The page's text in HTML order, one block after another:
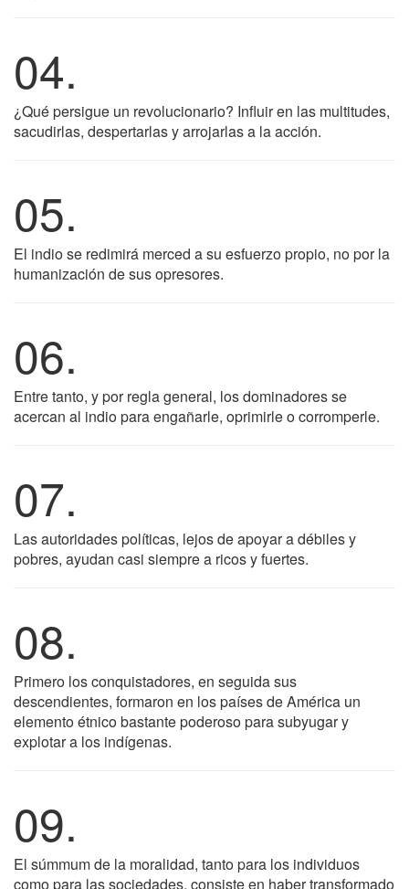
04.
¿Qué persigue un revolucionario? Influir en las multitudes,
sacudirlas, despertarlas y arrojarlas a la acción.
05.
El indio se redimirá merced a su esfuerzo propio, no por la
humanización de sus opresores.
06.
Entre tanto, y por regla general, los dominadores se
acercan al indio para engañarle, oprimirle o corromperle.
07.
Las autoridades políticas, lejos de apoyar a débiles y
pobres, ayudan casi siempre a ricos y fuertes.
08.
Primero los conquistadores, en seguida sus
descendientes, formaron en los países de América un
elemento étnico bastante poderoso para subyugar y
explotar a los indígenas.
09.
El súmmum de la moralidad, tanto para los individuos
como para las sociedades, consiste en haber transformado